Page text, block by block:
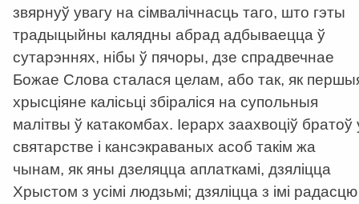
звярнуў увагу на сімвалічнасць таго, што гэты
традыцыйны калядны абрад адбываецца ў
сутарэннях, нібы ў пячоры, дзе спрадвечнае
Божае Слова сталася целам, або так, як
хрысціяне калісьці збіраліся на супольныя
малітвы ў катакомбах. Іерарх заахвоціў братоў
святарстве і кансэкраваных асоб такім жа
чынам, як яны дзеляцца аплаткамі, дзяліцца
Хрыстом з усімі людзьмі; дзяліцца з імі радасцю